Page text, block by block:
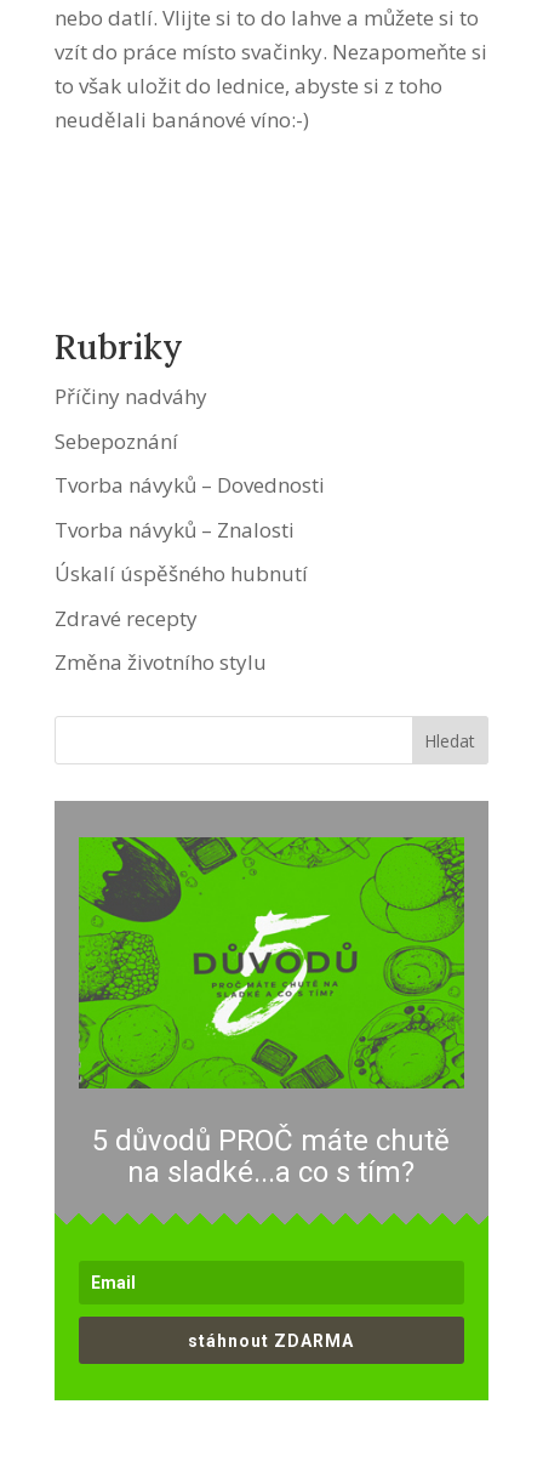
nebo datlí. Vlijte si to do lahve a můžete si to
vzít do práce místo svačinky. Nezapomeňte si
to však uložit do lednice, abyste si z toho
neudělali banánové víno:-)
Rubriky
Příčiny nadváhy
Sebepoznání
Tvorba návyků – Dovednosti
Tvorba návyků – Znalosti
Úskalí úspěšného hubnutí
Zdravé recepty
Změna životního stylu
5 důvodů PROČ máte chutě
na sladké...a co s tím?
stáhnout ZDARMA